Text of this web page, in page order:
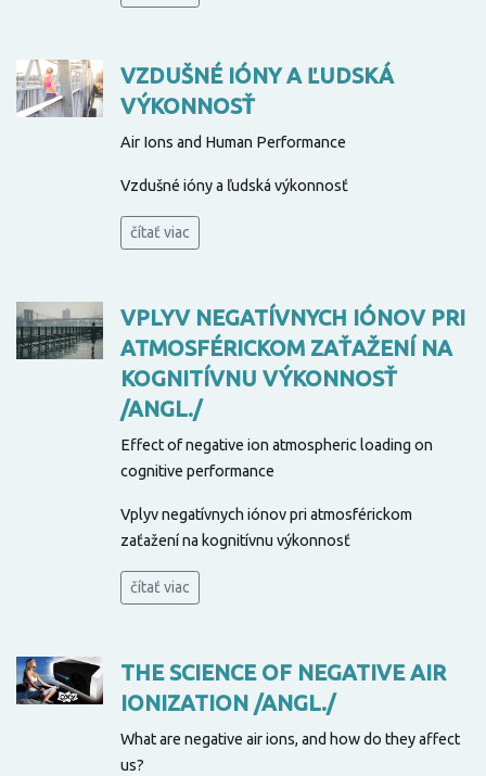
VZDUŠNÉ IÓNY A ĽUDSKÁ
VÝKONNOSŤ
Air Ions and Human Performance
Vzdušné ióny a ľudská výkonnosť
čítať viac
VPLYV NEGATÍVNYCH IÓNOV PRI
ATMOSFÉRICKOM ZAŤAŽENÍ NA
KOGNITÍVNU VÝKONNOSŤ
/ANGL./
Effect of negative ion atmospheric loading on
cognitive performance
Vplyv negatívnych iónov pri atmosférickom
zaťažení na kognitívnu výkonnosť
čítať viac
THE SCIENCE OF NEGATIVE AIR
IONIZATION /ANGL./
What are negative air ions, and how do they affect
us?